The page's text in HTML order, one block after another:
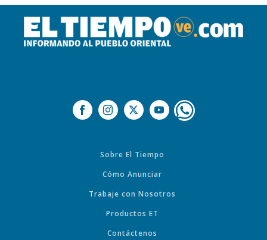
Sobre El Tiempo
Cómo Anunciar
Trabaje con Nosotros
Productos ET
Contáctenos